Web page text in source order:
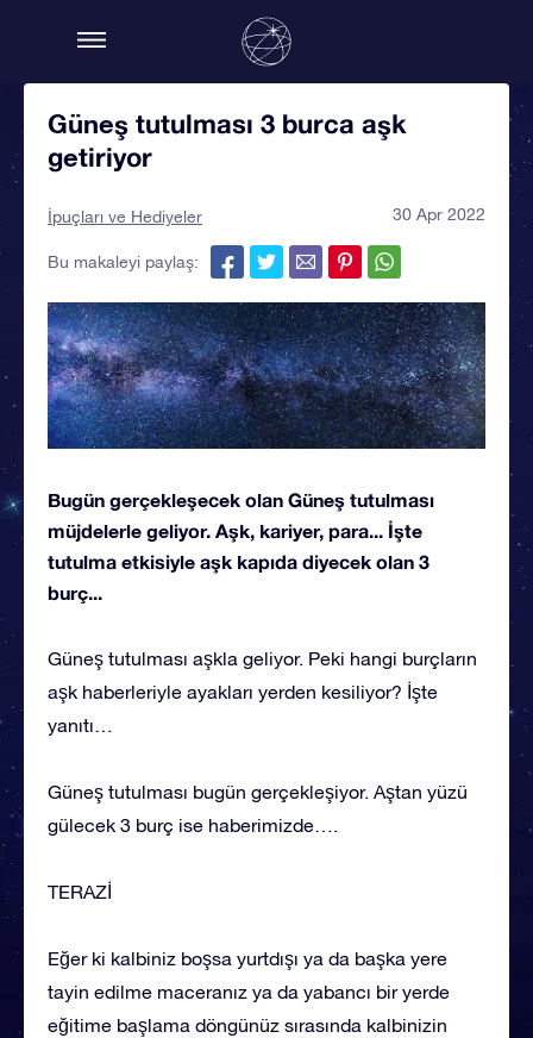
Güneş tutulması 3 burca aşk
getiriyor
İpuçları ve Hediyeler 30 Apr 2022
Bu makaleyi paylaş:
Bugün gerçekleşecek olan Güneş tutulması
müjdelerle geliyor. Aşk, kariyer, para... İşte
tutulma etkisiyle aşk kapıda diyecek olan 3
burç...
Güneş tutulması aşkla geliyor. Peki hangi burçların
aşk haberleriyle ayakları yerden kesiliyor? İşte
yanıtı…
Güneş tutulması bugün gerçekleşiyor. Aştan yüzü
gülecek 3 burç ise haberimizde….
TERAZİ
Eğer ki kalbiniz boşsa yurtdışı ya da başka yere
tayin edilme maceranız ya da yabancı bir yerde
eğitime başlama döngünüz sırasında kalbinizin